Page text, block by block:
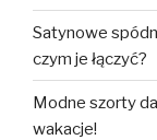
Satynowe
czym je łączyć?
Modne szorty
wakacje!